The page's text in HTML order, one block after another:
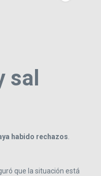
sal
habido rechazos.
que la situación está